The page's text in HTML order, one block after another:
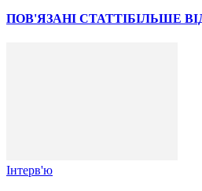
ПОВ'ЯЗАНІ СТАТТІБІЛЬШЕ
Інтерв'ю